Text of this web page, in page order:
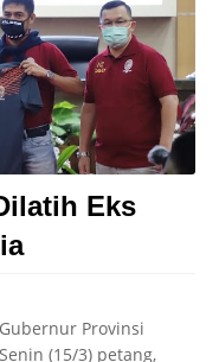
Eks
Provinsi
(15/3) petang,